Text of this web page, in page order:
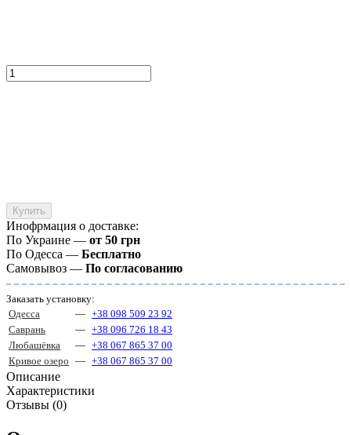
Купить
Инофрмация о доставке:
По Украине — от 50 грн
По Одесса — Бесплатно
Самовывоз — По согласованию
Заказать установку:
Одесса
— +38 098 509 23 92
Саврань
— +38 096 726 18 43
Любашёвка
— +38 067 865 37 00
Кривое озеро — +38 067 865 37 00
Описание
Характеристики
Отзывы (0)